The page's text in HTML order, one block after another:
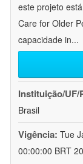
este projeto
Care for Older
capacidade in...
Instituição/UF/
Brasil
Vigência: Tue
00:00:00 BRT